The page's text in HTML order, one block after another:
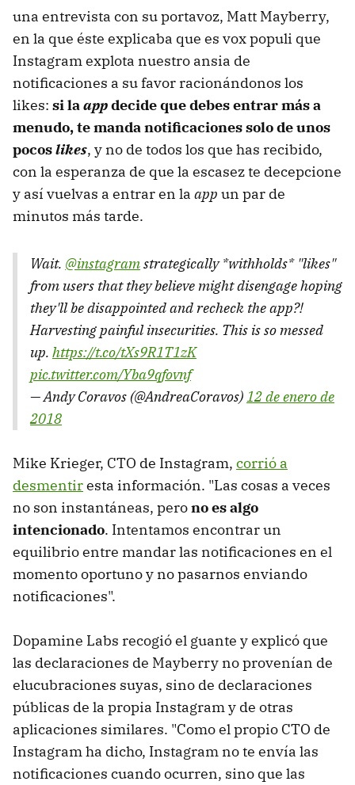
una entrevista con su portavoz, Matt Mayberry,
en la que éste explicaba que es vox populi que
Instagram explota nuestro ansia de
notificaciones a su favor racionándonos los
likes: si la appdecide que debes entrar más a
menudo, te manda notificaciones solo de unos
pocoslikes, y no de todos los que has recibido,
con la esperanza de que la escasez te decepcione
y así vuelvas a entrar en la app un par de
minutos más tarde.
Wait. @instagramstrategically *withholds* "likes"
from users that they believe might disengage hoping
they'll be disappointed and recheck the app?!
Harvesting painful insecurities. This is so messed
up. https://t.co/tXs9R1T1zK
pic.twitter.com/Yba9qfovnf
— Andy Coravos (@AndreaCoravos) 12 de enero de
2018
Mike Krieger, CTO de Instagram, corrió a
desmentiresta información. "Las cosas a veces
no son instantáneas, perono es algo
intencionado. Intentamos encontrar un
equilibrio entre mandar las notificaciones en el
momento oportuno y no pasarnos enviando
notificaciones".
Dopamine Labs recogió el guante y explicó que
las declaraciones de Mayberry no provenían de
elucubraciones suyas, sino de declaraciones
públicas de la propia Instagram y de otras
aplicaciones similares. "Como el propio CTO de
Instagram ha dicho, Instagram no te envía las
notificaciones cuando ocurren, sino que las